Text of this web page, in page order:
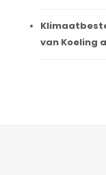
van Koeling